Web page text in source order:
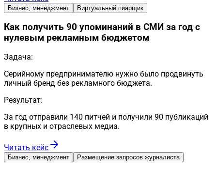
Бизнес, менеджмент Виртуальный пиарщик
Как получить 90 упоминаний в СМИ за год с
нулевым рекламным бюджетом
Задача:
Серийному предпринимателю нужно было продвинуть
личный бренд без рекламного бюджета.
Результат:
За год отправили 140 питчей и получили 90 публикаций
в крупных и отраслевых медиа.
Читать кейс
Бизнес, менеджмент Размещение запросов журналиста